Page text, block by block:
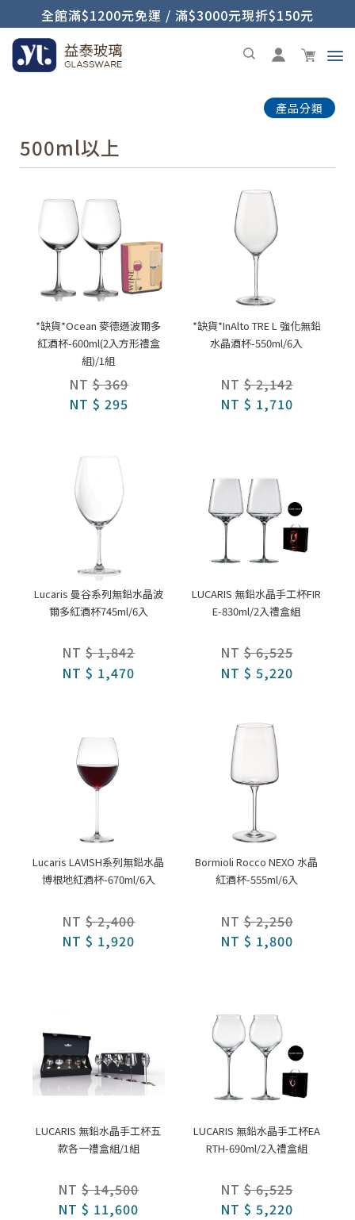
全館滿$1200元免運 / 滿$3000元現折$150元
產品分類
500ml以上
*缺貨*Ocean 麥德遜波爾多
紅酒杯-600ml(2入方形禮盒
組)/1組
NT $ 369
NT $ 295
*缺貨*InAlto TRE L 強化無鉛
水晶酒杯-550ml/6入
NT $ 2,142
NT $ 1,710
Lucaris 曼谷系列無鉛水晶波
爾多紅酒杯745ml/6入
NT $ 1,842
NT $ 1,470
LUCARIS 無鉛水晶手工杯FIR
E-830ml/2入禮盒組
NT $ 6,525
NT $ 5,220
Lucaris LAVISH系列無鉛水晶
博根地紅酒杯-670ml/6入
NT $ 2,400
NT $ 1,920
Bormioli Rocco NEXO 水晶
紅酒杯-555ml/6入
NT $ 2,250
NT $ 1,800
LUCARIS 無鉛水晶手工杯五
款各一禮盒組/1組
NT $ 14,500
NT $ 11,600
LUCARIS 無鉛水晶手工杯EA
RTH-690ml/2入禮盒組
NT $ 6,525
NT $ 5,220